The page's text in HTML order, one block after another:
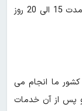
دهند. کاشت مژه نیز ترمیم پذیر است و بعد از مدت 15 الی 20 روز
کشور ما انجام می
پس از آن خدمات